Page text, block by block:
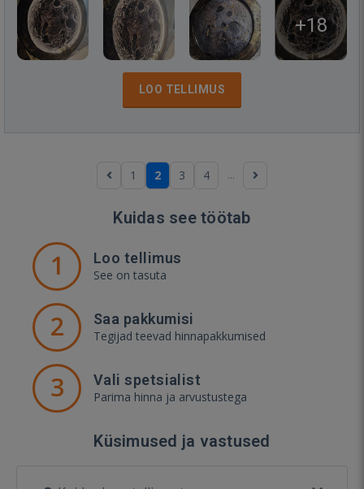
+18
LOO TELLIMUS
1 2 3 4 ...
Kuidas see töötab
1 Loo tellimus
See on tasuta
2 Saa pakkumisi
Tegijad teevad hinnapakkumised
3 Vali spetsialist
Parima hinna ja arvustustega
Küsimused ja vastused